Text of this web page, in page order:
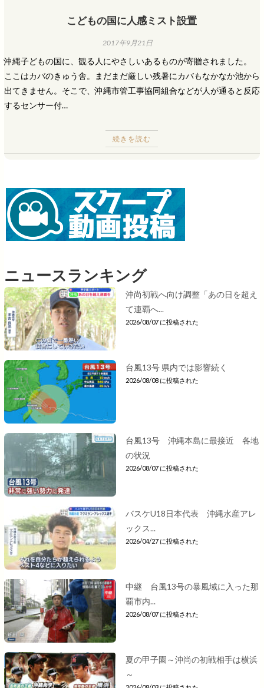
こどもの国に人感ミスト設置
2017年9月21日
沖縄子どもの国に、観る人にやさしいあるものが寄贈されました。
ここはカバのきゅう舎。まだまだ厳しい残暑にカバもなかなか池から
出てきません。そこで、沖縄市管工事協同組合などが人が通ると反応
するセンサー付…
続きを読む
ニュースランキング
沖尚初戦へ向け調整「あの日を超え
て連覇へ...
2026/08/07 に投稿された
台風13号 県内では影響続く
2026/08/08 に投稿された
台風13号 沖縄本島に最接近 各地
の状況
2026/08/07 に投稿された
バスケU18日本代表 沖縄水産アレ
ックス...
2026/04/27 に投稿された
中継 台風13号の暴風域に入った那
覇市内...
2026/08/07 に投稿された
夏の甲子園～沖尚の初戦相手は横浜
～